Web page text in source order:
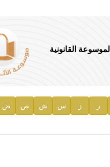
الموسوعة القانونية
ر ز س ش ص ض